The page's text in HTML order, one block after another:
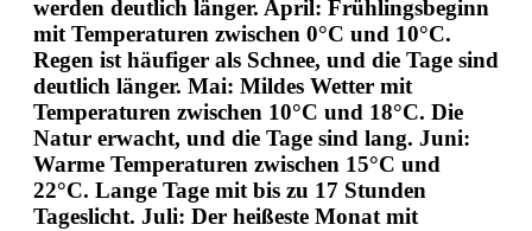
werden deutlich länger. April: Frühlingsbeginn
mit Temperaturen zwischen 0°C und 10°C.
Regen ist häufiger als Schnee, und die Tage sind
deutlich länger. Mai: Mildes Wetter mit
Temperaturen zwischen 10°C und 18°C. Die
Natur erwacht, und die Tage sind lang. Juni:
Warme Temperaturen zwischen 15°C und
22°C. Lange Tage mit bis zu 17 Stunden
Tageslicht. Juli: Der heißeste Monat mit